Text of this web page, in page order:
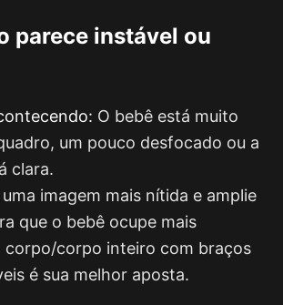
parece instável ou
O bebê está muito
um pouco desfocado ou a
clara.
uma imagem mais nítida e amplie
que o bebê ocupe mais
corpo/corpo inteiro com braços
é sua melhor aposta.